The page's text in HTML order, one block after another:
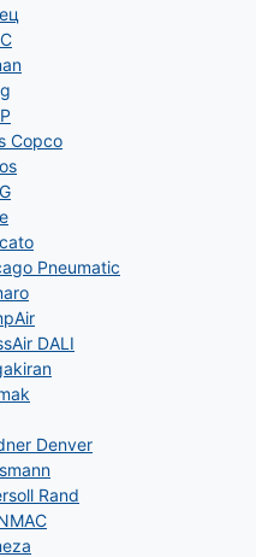
Copco
Pneumatic
DALI
Denver
Rand